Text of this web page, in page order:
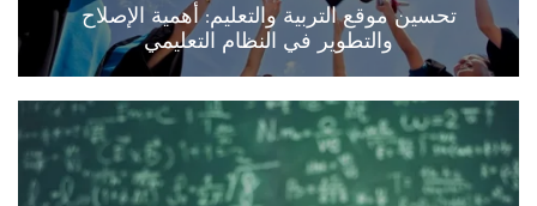
تحسين موقع التربية والتعليم: أهمية الإصلاح
والتطوير في النظام التعليمي